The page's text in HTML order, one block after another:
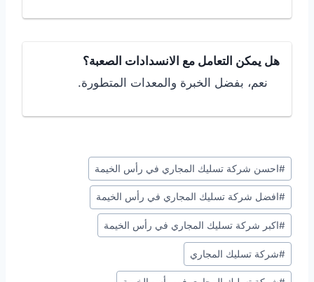
هل يمكن التعامل مع الانسدادات الصعبة؟
نعم، بفضل الخبرة والمعدات المتطورة.
وسوم
المقال:
#احسن شركة تسليك المجاري في رأس الخيمة
#افضل شركة تسليك المجاري في رأس الخيمة
#اكبر شركة تسليك المجاري في رأس الخيمة
#شركة تسليك المجاري